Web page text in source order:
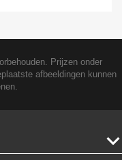
Prijzen onder
afbeeldingen kunnen